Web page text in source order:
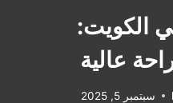
الكويت:
عالية
سبتمبر 5, 2025